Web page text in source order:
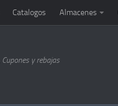
Catalogos Almacenes
y rebajas